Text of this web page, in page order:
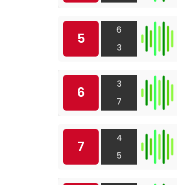
5
6
3
6
3
7
7
4
5